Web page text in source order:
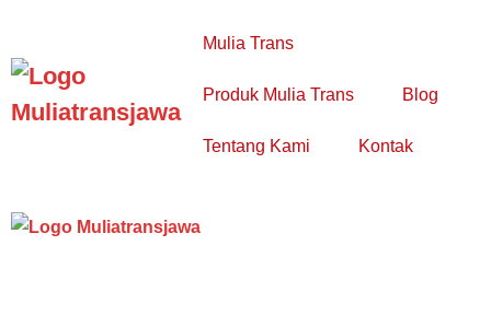
konten
Mulia Trans
Produk Mulia Trans Blog
Tentang Kami Kontak